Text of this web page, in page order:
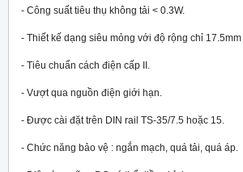
- Công suất tiêu thụ không tải < 0.3W.
- Thiết kế dạng siêu mỏng với độ rộng chỉ 17.5mm
- Tiêu chuẩn cách điện cấp II.
- Vượt qua nguồn điện giới hạn.
- Được cài đặt trên DIN rail TS-35/7.5 hoặc 15.
- Chức năng bảo vệ : ngắn mạch, quá tải, quá áp.